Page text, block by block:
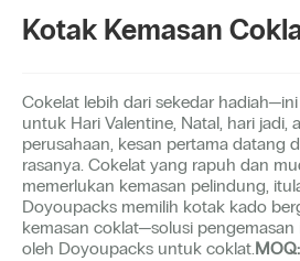
Kotak Kemasan
Cokelat lebih dari sekedar
untuk Hari Valentine, Natal, hari jadi,
perusahaan, kesan pertama datang
rasanya. Cokelat yang rapuh dan
memerlukan kemasan pelindung,
Doyoupacks memilih kotak kado
kemasan coklat—solusi pengemasan
oleh Doyoupacks untuk coklat.